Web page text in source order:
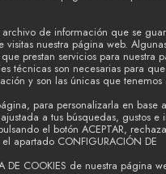
de información que se
nuestra página web.
prestan servicios para nuestra
técnicas son necesarias para
y son las únicas que tenemos
para personalizarla en base
a tus búsquedas, gustos e
el botón ACEPTAR,
apartado CONFIGURACIÓN DE
COOKIES de nuestra página